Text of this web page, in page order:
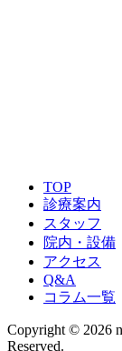
TOP
診療案内
スタッフ
院内・設備
アクセス
Q&A
コラム一覧
Copyright © 2026
Reserved.